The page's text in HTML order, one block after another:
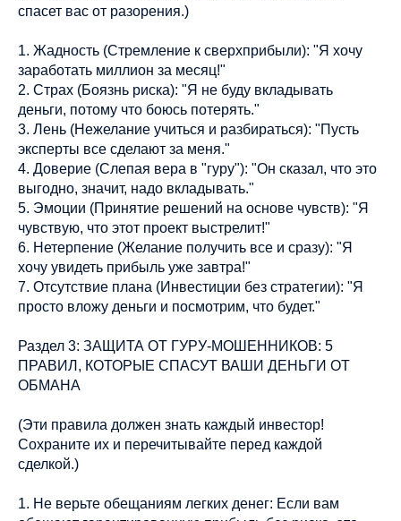
спасет вас от разорения.)
1. Жадность (Стремление к сверхприбыли): "Я хочу
заработать миллион за месяц!"
2. Страх (Боязнь риска): "Я не буду вкладывать
деньги, потому что боюсь потерять."
3. Лень (Нежелание учиться и разбираться): "Пусть
эксперты все сделают за меня."
4. Доверие (Слепая вера в "гуру"): "Он сказал, что это
выгодно, значит, надо вкладывать."
5. Эмоции (Принятие решений на основе чувств): "Я
чувствую, что этот проект выстрелит!"
6. Нетерпение (Желание получить все и сразу): "Я
хочу увидеть прибыль уже завтра!"
7. Отсутствие плана (Инвестиции без стратегии): "Я
просто вложу деньги и посмотрим, что будет."
Раздел 3: ЗАЩИТА ОТ ГУРУ-МОШЕННИКОВ: 5
ПРАВИЛ, КОТОРЫЕ СПАСУТ ВАШИ ДЕНЬГИ ОТ
ОБМАНА
(Эти правила должен знать каждый инвестор!
Сохраните их и перечитывайте перед каждой
сделкой.)
1. Не верьте обещаниям легких денег: Если вам